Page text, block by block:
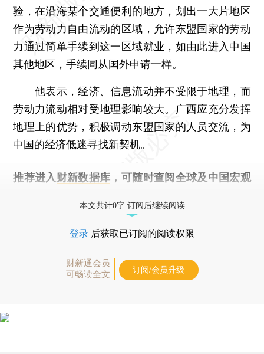
验，在沿海某个交通便利的地方，划出一大片地区
作为劳动力自由流动的区域，允许东盟国家的劳动
力通过简单手续到这一区域就业，如由此进入中国
其他地区，手续同从国外申请一样。
他表示，经济、信息流动并不受限于地理，而
劳动力流动相对受地理影响较大。广西应充分发挥
地理上的优势，积极调动东盟国家的人员交流，为
中国的经济低迷寻找新契机。
推荐进入 财新数据库 ，可随时查阅全球及中国宏观
本文共计0字 订阅后继续阅读
登录 后获取已订阅的阅读权限
财新通会员
可畅读全文
订阅/会员升级